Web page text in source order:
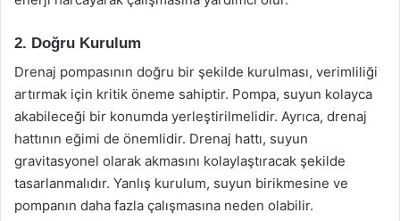
2. Doğru Kurulum
Drenaj pompasının doğru bir şekilde kurulması, verimliliği
artırmak için kritik öneme sahiptir. Pompa, suyun kolayca
akabileceği bir konumda yerleştirilmelidir. Ayrıca, drenaj
hattının eğimi de önemlidir. Drenaj hattı, suyun
gravitasyonel olarak akmasını kolaylaştıracak şekilde
tasarlanmalıdır. Yanlış kurulum, suyun birikmesine ve
pompanın daha fazla çalışmasına neden olabilir.